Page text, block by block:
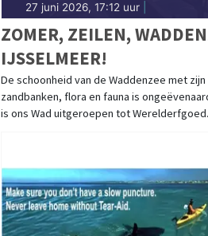
27 juni 2026, 17:12 uur|
ZOMER, ZEILEN,
IJSSELMEER!
De schoonheid van de Waddenzee met
zandbanken, flora en fauna is
is ons Wad uitgeroepen tot